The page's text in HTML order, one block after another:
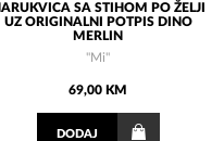
SA STIHOM PO ŽELJI
UZ ORIGINALNI POTPIS DINO
MERLIN
"Mi"
69,00 KM
DODAJ